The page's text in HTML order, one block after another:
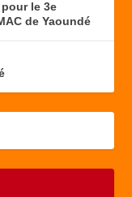
pour le 3e
de Yaoundé